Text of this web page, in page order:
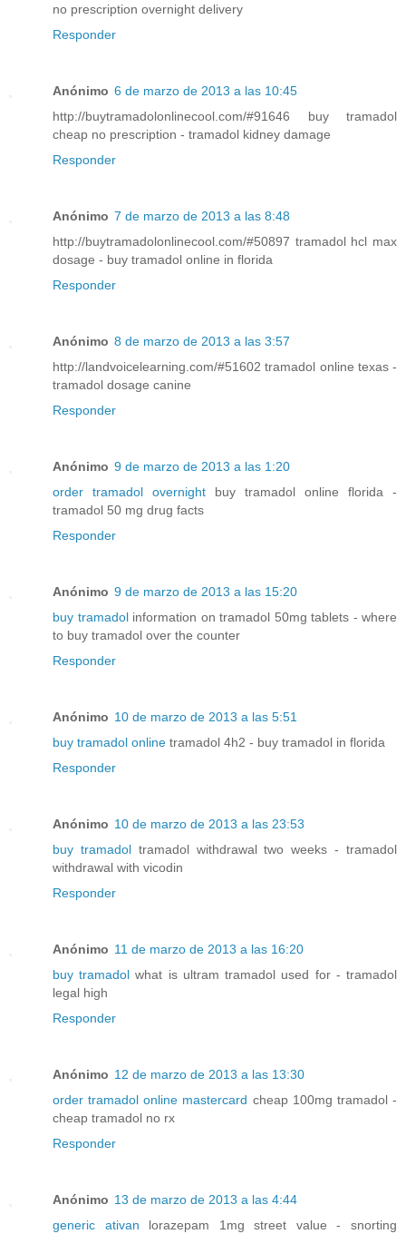
no prescription overnight delivery
Responder
Anónimo 6 de marzo de 2013 a las 10:45
http://buytramadolonlinecool.com/#91646 buy tramadol
cheap no prescription - tramadol kidney damage
Responder
Anónimo 7 de marzo de 2013 a las 8:48
http://buytramadolonlinecool.com/#50897 tramadol hcl max
dosage - buy tramadol online in florida
Responder
Anónimo 8 de marzo de 2013 a las 3:57
http://landvoicelearning.com/#51602 tramadol online texas -
tramadol dosage canine
Responder
Anónimo 9 de marzo de 2013 a las 1:20
order tramadol overnight buy tramadol online florida -
tramadol 50 mg drug facts
Responder
Anónimo 9 de marzo de 2013 a las 15:20
buy tramadolinformation on tramadol 50mg tablets - where
to buy tramadol over the counter
Responder
Anónimo 10 de marzo de 2013 a las 5:51
buy tramadol online tramadol 4h2 - buy tramadol in florida
Responder
Anónimo 10 de marzo de 2013 a las 23:53
buy tramadoltramadol withdrawal two weeks - tramadol
withdrawal with vicodin
Responder
Anónimo 11 de marzo de 2013 a las 16:20
buy tramadol what is ultram tramadol used for - tramadol
legal high
Responder
Anónimo 12 de marzo de 2013 a las 13:30
order tramadol online mastercard cheap 100mg tramadol -
cheap tramadol no rx
Responder
Anónimo 13 de marzo de 2013 a las 4:44
generic ativan lorazepam 1mg street value - snorting